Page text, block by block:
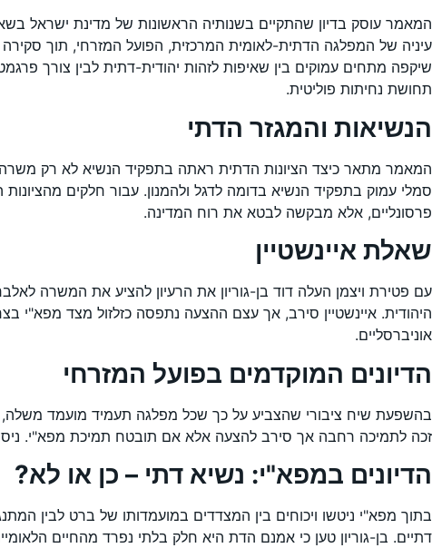
עיניה של המפלגה הדתית-לאומית המרכזית, הפועל המזרחי, תוך
שיקפה מתחים עמוקים בין שאיפות לזהות יהודית-דתית לבין צורך
תחושת נחיתות פוליטית.
הנשיאות והמגזר הדתי
המאמר מתאר כיצד הציונות הדתית ראתה בתפקיד הנשיא לא רק
סמלי עמוק בתפקיד הנשיא בדומה לדגל ולהמנון. עבור חלקים
פרסונליים, אלא מבקשה לבטא את רוח המדינה.
שאלת איינשטיין
עם פטירת ויצמן העלה דוד בן-גוריון את הרעיון להציע את המשרה
היהודית. איינשטיין סירב, אך עצם ההצעה נתפסה כזלזול מצד מפא"י
אוניברסליים.
הדיונים המוקדמים בפועל המזרחי
בהשפעת שיח ציבורי שהצביע על כך שכל מפלגה תעמיד מועמד
זכה לתמיכה רחבה אך סירב להצעה אלא אם תובטח תמיכת מפא"י.
הדיונים במפא"י: נשיא דתי – כן או לא?
בתוך מפא"י ניטשו ויכוחים בין המצדדים במועמדותו של ברט לבין
דתיים. בן-גוריון טען כי אמנם הדת היא חלק בלתי נפרד מהחיים